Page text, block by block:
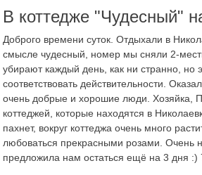
В коттедже "Чудесный"
Доброго времени суток. Отдыхали в
смысле чудесный, номер мы сняли 2-
убирают каждый день, как ни странно, но
соответствовать действительности.
очень добрые и хорошие люди. Хозяйка,
коттеджей, которые находятся в
пахнет, вокруг коттеджа очень много
любоваться прекрасными розами. Очень
предложила нам остаться ещё на 3 дня